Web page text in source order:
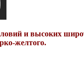
и высоких
желтого.